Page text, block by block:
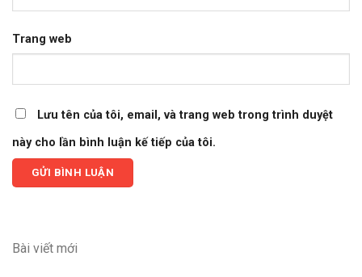
Trang web
Lưu tên của tôi, email, và trang web trong trình duyệt
này cho lần bình luận kế tiếp của tôi.
Bài viết mới